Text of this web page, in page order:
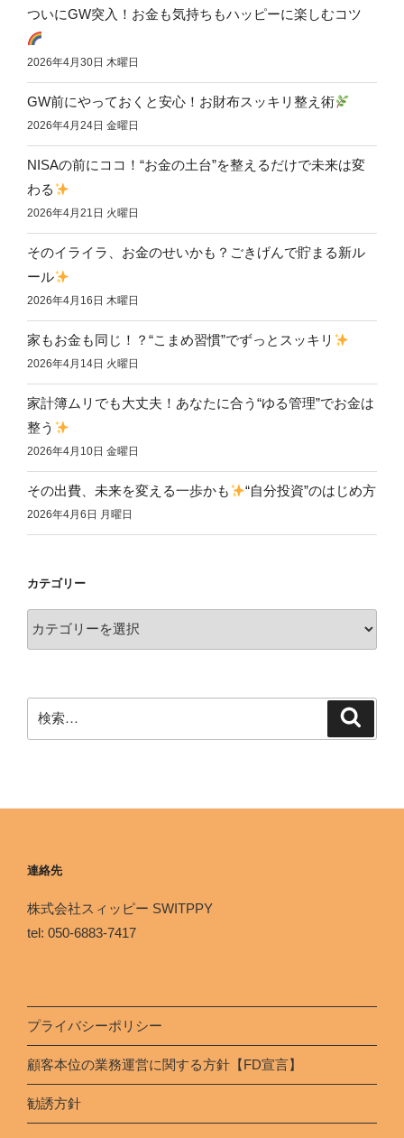
ついにGW突入！お金も気持ちもハッピーに楽しむコツ
2026年4月30日 木曜日
GW前にやっておくと安心！お財布スッキリ整え術
2026年4月24日 金曜日
NISAの前にココ！“お金の土台”を整えるだけで未来は変
わる
2026年4月21日 火曜日
そのイライラ、お金のせいかも？ごきげんで貯まる新ル
ール
2026年4月16日 木曜日
家もお金も同じ！？“こまめ習慣”でずっとスッキリ
2026年4月14日 火曜日
家計簿ムリでも大丈夫！あなたに合う“ゆる管理”でお金は
整う
2026年4月10日 金曜日
その出費、未来を変える一歩かも “自分投資”のはじめ方
2026年4月6日 月曜日
カテゴリー
連絡先
株式会社スィッピー SWITPPY
tel: 050-6883-7417
プライバシーポリシー
顧客本位の業務運営に関する方針【FD宣言】
勧誘方針